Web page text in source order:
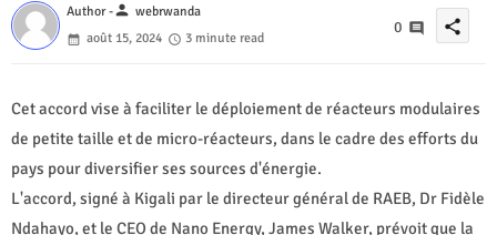
Author -person webrwanda
août 15, 2024
3 minute read
0 share
Cet accord vise à faciliter le déploiement de réacteurs modulaires
de petite taille et de micro-réacteurs, dans le cadre des efforts du
pays pour diversifier ses sources d'énergie.
L'accord, signé à Kigali par le directeur général de RAEB, Dr Fidèle
Ndahayo, et le CEO de Nano Energy, James Walker, prévoit que la